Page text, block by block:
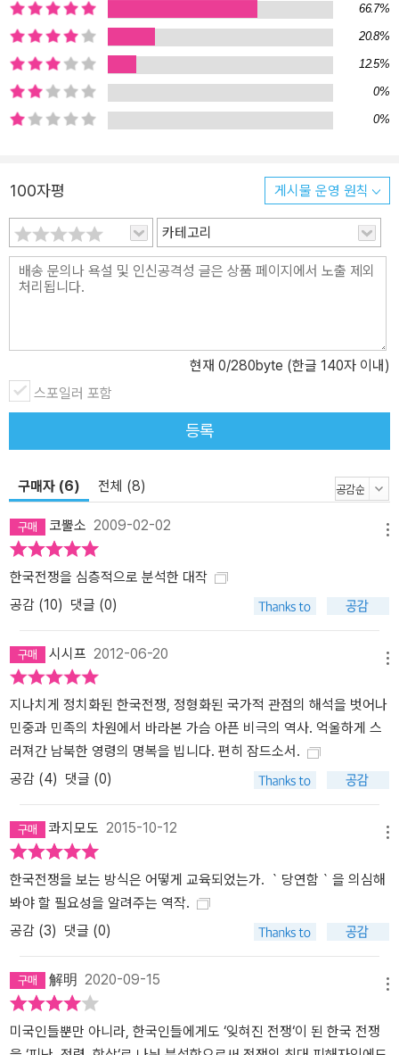
66.7%
20.8%
12.5%
0%
0%
100자평 게시물 운영 원칙
카테고리
현재 0/280byte (한글 140자 이내)
스포일러 포함
등록
구매자 (6) 전체 (8)
코뿔소 2009-02-02
한국전쟁을 심층적으로 분석한 대작
공감 (10) 댓글 (0)
시시프 2012-06-20
지나치게 정치화된 한국전쟁, 정형화된 국가적 관점의 해석을 벗어나
민중과 민족의 차원에서 바라본 가슴 아픈 비극의 역사. 억울하게 스
러져간 남북한 영령의 명복을 빕니다. 편히 잠드소서.
공감 (4) 댓글 (0)
콰지모도 2015-10-12
한국전쟁을 보는 방식은 어떻게 교육되었는가. ｀당연함｀을 의심해
봐야 할 필요성을 알려주는 역작.
공감 (3) 댓글 (0)
解明 2020-09-15
미국인들뿐만 아니라, 한국인들에게도 ‘잊혀진 전쟁‘이 된 한국 전쟁